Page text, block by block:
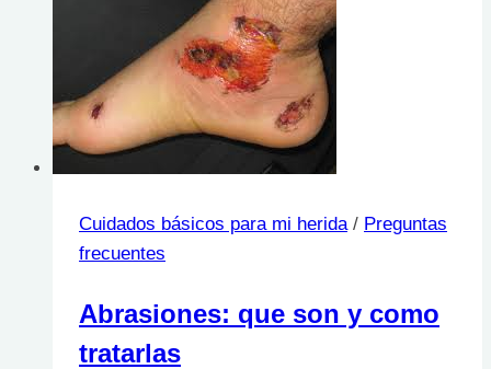
la
piel
el
los
pacientes
diabetes
Cuidados básicos para mi herida / Preguntas
frecuentes
Abrasiones: que son y como
tratarlas